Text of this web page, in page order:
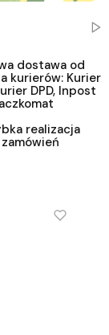
dostawa od
kurierów: Kurier
DPD, Inpost
realizacja
zamówień